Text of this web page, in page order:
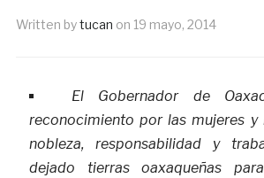
Written bytucan on 19 mayo, 2014
El Gobernador de
reconocimiento por las mujeres y
nobleza, responsabilidad y
dejado tierras oaxaqueñas